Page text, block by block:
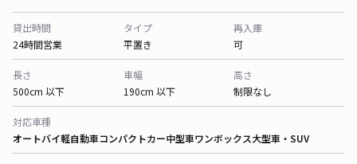
貸出時間
24時間営業
タイプ
平置き
再入庫
可
長さ
500cm 以下
車幅
190cm 以下
高さ
制限なし
対応車種
オートバイ軽自動車コンパクトカー中型車ワンボックス大型車・SUV